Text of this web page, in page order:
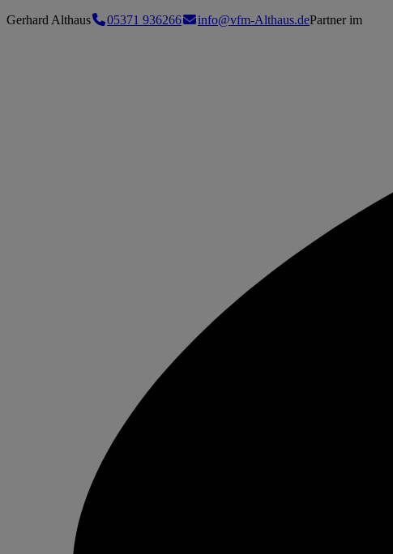
Gerhard Althaus 05371 936266 info@vfm-Althaus.dePartner im